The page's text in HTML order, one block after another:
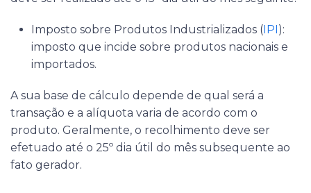
Imposto sobre Produtos Industrializados ( IPI ):
imposto que incide sobre produtos nacionais e
importados.
A sua base de cálculo depende de qual será a
transação e a alíquota varia de acordo com o
produto. Geralmente, o recolhimento deve ser
efetuado até o 25º dia útil do mês subsequente ao
fato gerador.